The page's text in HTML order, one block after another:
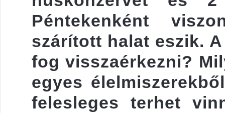
Péntekenként
szárított halat eszik.
fog visszaérkezni?
egyes
felesleges terhet